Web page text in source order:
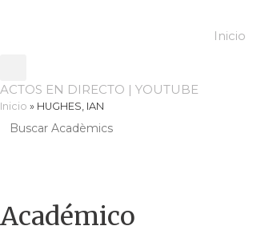
Inicio
ACTOS EN DIRECTO | YOUTUBE
Inicio » HUGHES, IAN
Académico